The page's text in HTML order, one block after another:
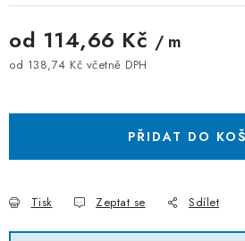
od 114,66 Kč / m
od 138,74 Kč včetně DPH
PŘIDAT DO
Tisk Zeptat se Sdílet